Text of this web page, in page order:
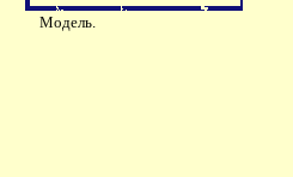
Модель.